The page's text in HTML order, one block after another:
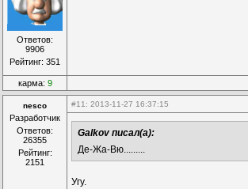
Ответов:
9906
Рейтинг: 351
карма: 9
nesco
Разработчик
Ответов:
26355
Рейтинг:
2151
#11 : 2013-11-27 16:37:15
Galkov писал(а):
Де-Жа-Вю.........
Угу.